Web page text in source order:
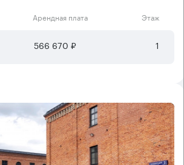
Арендная плата Этаж
566 670 ₽ 1